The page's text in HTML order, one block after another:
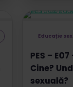
Educație
PES –
Cine?
sexuală?